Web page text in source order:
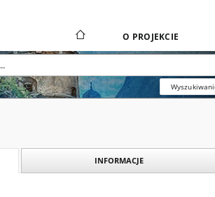
O PROJEKCIE
INFORMACJE